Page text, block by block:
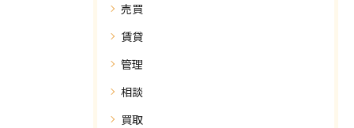
売買
賃貸
管理
相談
買取